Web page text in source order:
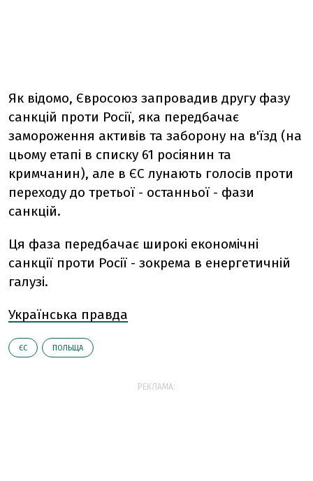
Як відомо, Євросоюз запровадив другу фазу
санкцій проти Росії, яка передбачає
замороження активів та заборону на в'їзд (на
цьому етапі в списку 61 росіянин та
кримчанин), але в ЄС лунають голосів проти
переходу до третьої - останньої - фази
санкцій.
Ця фаза передбачає широкі економічні
санкції проти Росії - зокрема в енергетичній
галузі.
Українська правда
ЄС ПОЛЬЩА
РЕКЛАМА: